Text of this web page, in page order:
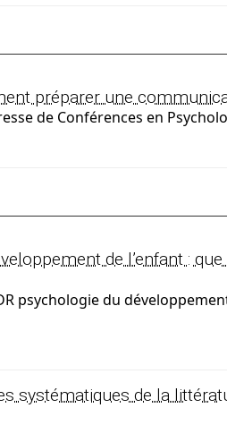
préparer une
de Conférences en
de l’enfant :
psychologie du
systématiques de la